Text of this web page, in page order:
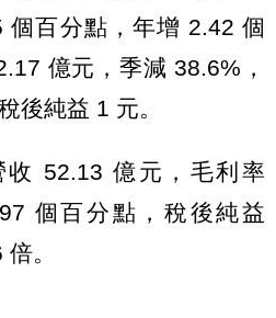
個百分點，年增 2.42 個
億元，季減 38.6%，
後純益 1 元。
52.13 億元，毛利率
個百分點，稅後純益
。